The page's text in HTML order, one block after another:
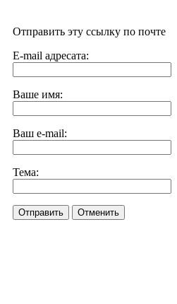
Отправить эту ссылку по почте
E-mail адресата:
Ваше имя:
Ваш e-mail:
Тема:
Отправить Отменить